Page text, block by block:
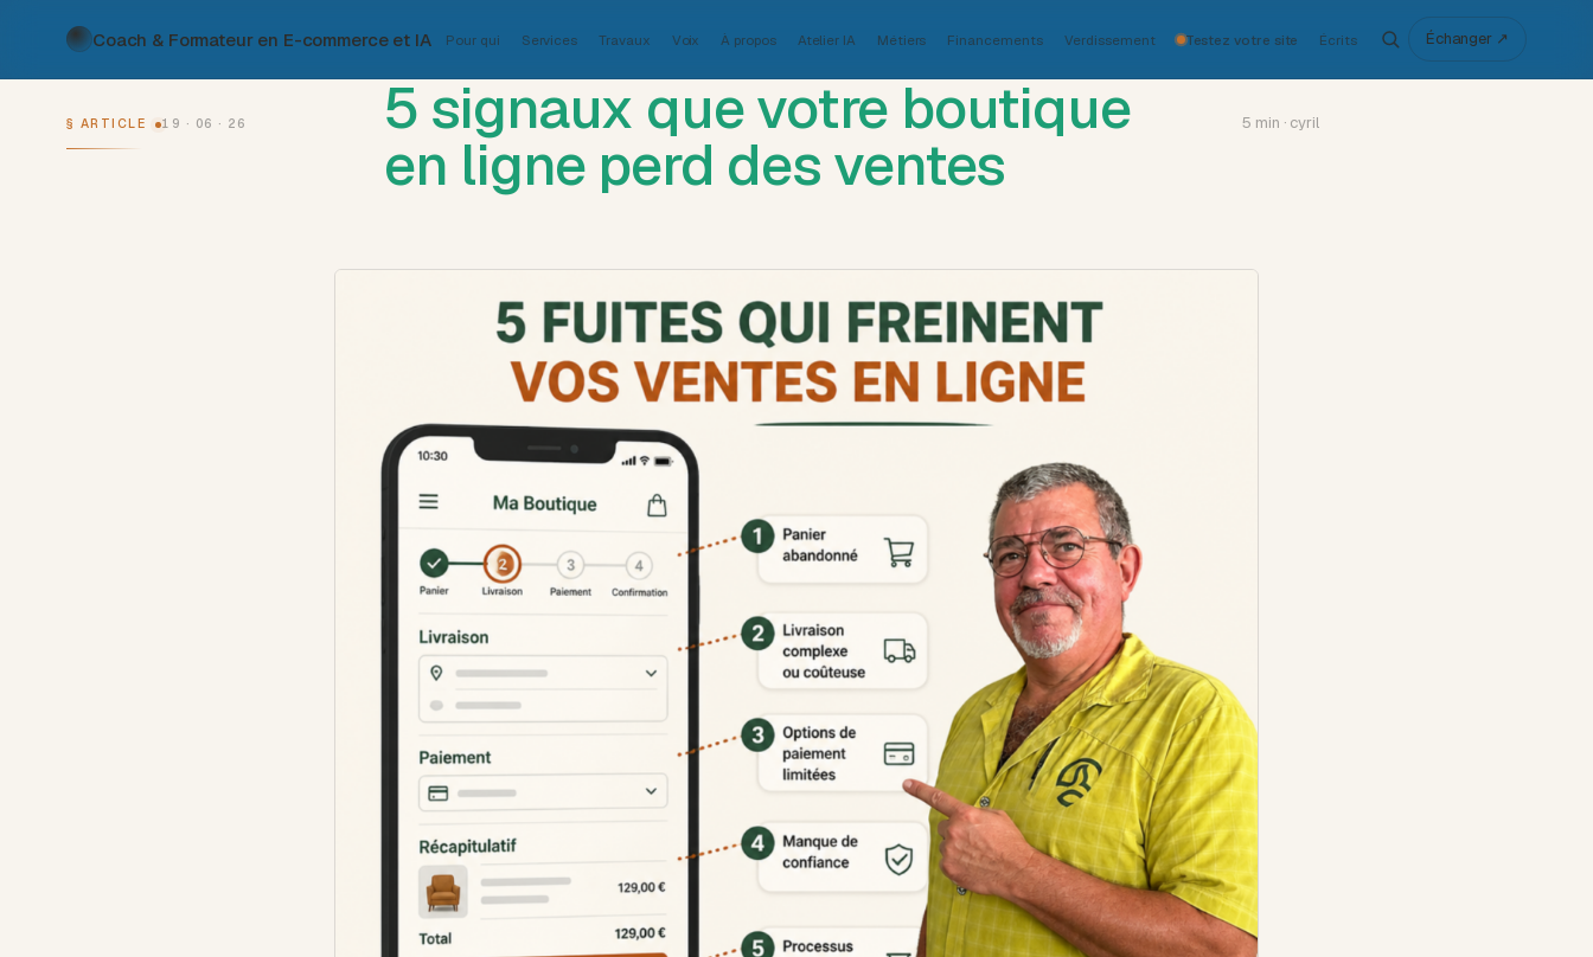
Coach & Formateur en E-commerce et IA Pour qui Services Travaux Voix À propos Atelier IA Métiers Financements Verdissement Testez votre site Écrits Échanger ↗
§ ARTICLE 19 · 06 · 26 5 signaux que votre boutique
en ligne perd des ventes
5 min · cyril